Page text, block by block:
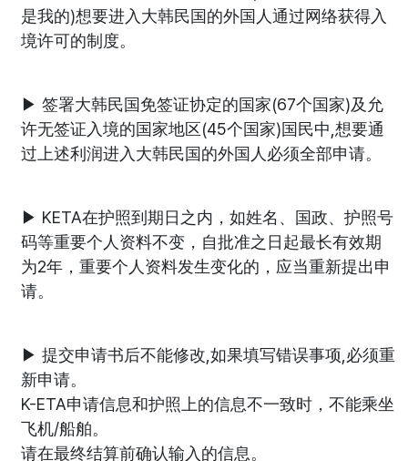
是我的)想要进入大韩民国的外国人通过网络获得入
境许可的制度。
▶ 签署大韩民国免签证协定的国家(67个国家)及允
许无签证入境的国家地区(45个国家)国民中,想要通
过上述利润进入大韩民国的外国人必须全部申请。
▶ KETA在护照到期日之内，如姓名、国政、护照号
码等重要个人资料不变，自批准之日起最长有效期
为2年，重要个人资料发生变化的，应当重新提出申
请。
▶ 提交申请书后不能修改,如果填写错误事项,必须重
新申请。
K-ETA申请信息和护照上的信息不一致时，不能乘坐
飞机/船舶。
请在最终结算前确认输入的信息。